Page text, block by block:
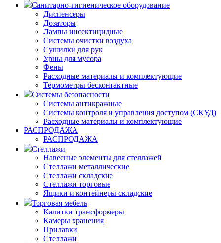
Санитарно-гигиеническое оборудование
Диспенсеры
Дозаторы
Лампы инсектицидные
Системы очистки воздуха
Сушилки для рук
Урны для мусора
Фены
Расходные материалы и комплектующие
Термометры бесконтактные
Системы безопасности
Системы антикражные
Системы контроля и управления доступом (СКУД)
Расходные материалы и комплектующие
РАСПРОДАЖА
РАСПРОДАЖА
Стеллажи
Навесные элементы для стеллажей
Стеллажи металлические
Стеллажи складские
Стеллажи торговые
Ящики и контейнеры складские
Торговая мебель
Калитки-трансформеры
Камеры хранения
Прилавки
Стеллажи